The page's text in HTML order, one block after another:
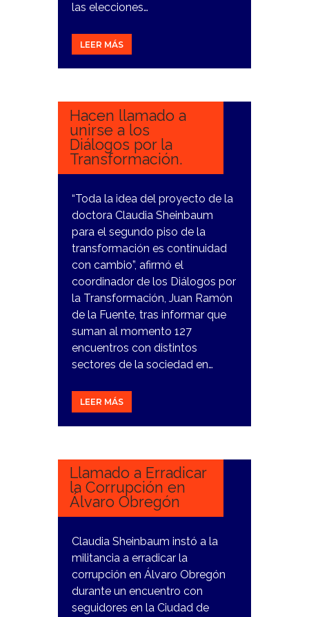
las elecciones…
LEER MÁS
1
Hacen llamado a
unirse a los
Diálogos por la
Transformación.
“Toda la idea del proyecto de la
doctora Claudia Sheinbaum
para el segundo piso de la
transformación es continuidad
con cambio”, afirmó el
coordinador de los Diálogos por
la Transformación, Juan Ramón
de la Fuente, tras informar que
suman al momento 127
encuentros con distintos
sectores de la sociedad en…
LEER MÁS
14
Llamado a Erradicar
la Corrupción en
Álvaro Obregón
Claudia Sheinbaum instó a la
militancia a erradicar la
corrupción en Álvaro Obregón
durante un encuentro con
seguidores en la Ciudad de